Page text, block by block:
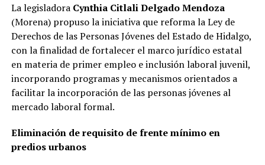
La legisladora Cynthia Citlali Delgado Mendoza
(Morena) propuso la iniciativa que reforma la Ley de
Derechos de las Personas Jóvenes del Estado de Hidalgo,
con la finalidad de fortalecer el marco jurídico estatal
en materia de primer empleo e inclusión laboral juvenil,
incorporando programas y mecanismos orientados a
facilitar la incorporación de las personas jóvenes al
mercado laboral formal.
Eliminación de requisito de frente mínimo en
predios urbanos